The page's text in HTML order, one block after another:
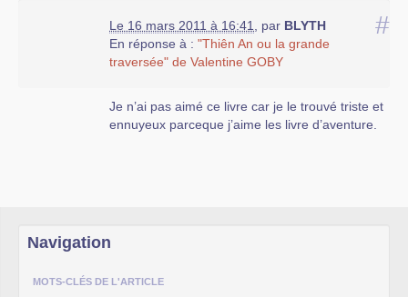
#
Le 16 mars 2011 à 16:41 par BLYTH
En réponse à : "Thiên An ou la grande
traversée" de Valentine GOBY
Je n’ai pas aimé ce livre car je le trouvé triste et
ennuyeux parceque j’aime les livre d’aventure.
Navigation
MOTS-CLÉS DE L'ARTICLE